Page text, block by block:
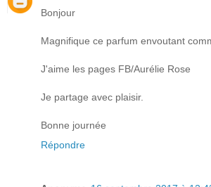
Bonjour
Magnifique ce parfum envoutant
J'aime les pages FB/Aurélie Rose
Je partage avec plaisir.
Bonne journée
Répondre